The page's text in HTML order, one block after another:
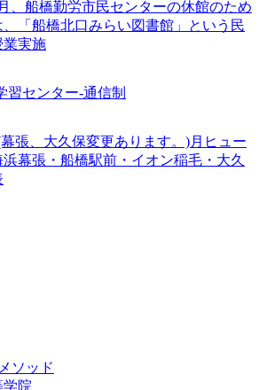
、船橋勤労市民センターの休館のため
「船橋北口みらい図書館」という民
業実施
習センター-通信制
幕張、大久保変更あります。)月ヒュー
幕張・船橋駅前・イオン稲毛・大久
ソッド
学院